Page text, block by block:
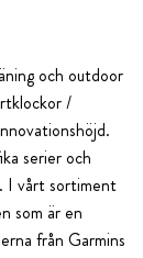
och outdoor
/
serier och
I vårt sortiment
som är en
från Garmins